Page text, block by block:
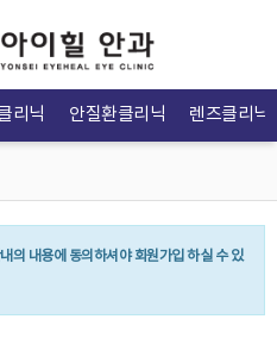
리닉 안질환클리닉 렌즈클리닉
의 내용에 동의하셔야 회원가입 하실 수 있